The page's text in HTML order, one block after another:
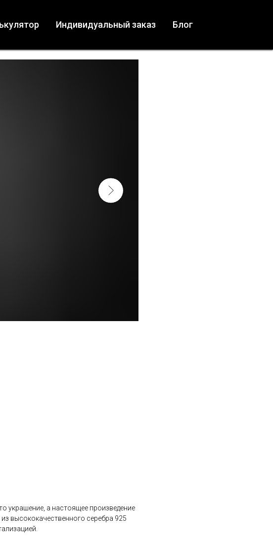
Индивидуальный заказ Блог
украшение, а настоящее произведение
высококачественного серебра 925